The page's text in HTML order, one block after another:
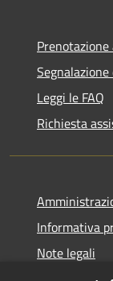
Leggi le FAQ
Richiesta
Informativa
Note legali